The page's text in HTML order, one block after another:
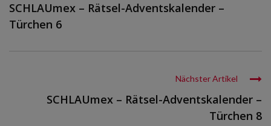
SCHLAUmex – Rätsel-Adventskalender –
Türchen 6
Nächster Artikel
SCHLAUmex – Rätsel-Adventskalender –
Türchen 8